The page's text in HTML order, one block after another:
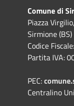
Comune di
Piazza
Sirmione (BS)
Codice
Partita IVA:
PEC:
Centralino